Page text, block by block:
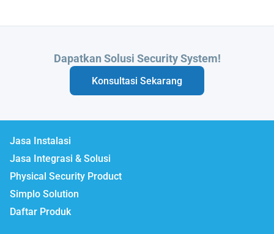
Butuh Integrasi Sistem Anda?
Konsultasi Sekarang
Jasa Instalasi
Jasa Integrasi & Solusi
Physical Security Product
Simplo Solution
Daftar Produk